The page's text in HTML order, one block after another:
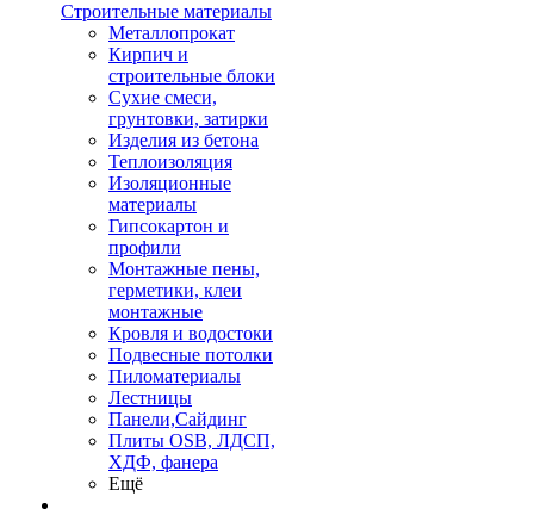
Строительные материалы
Металлопрокат
Кирпич и
строительные блоки
Сухие смеси,
грунтовки, затирки
Изделия из бетона
Теплоизоляция
Изоляционные
материалы
Гипсокартон и
профили
Монтажные пены,
герметики, клеи
монтажные
Кровля и водостоки
Подвесные потолки
Пиломатериалы
Лестницы
Панели,Сайдинг
Плиты OSB, ЛДСП,
ХДФ, фанера
Ещё